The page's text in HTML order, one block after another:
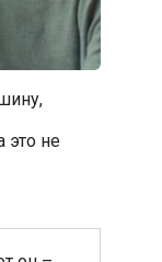
это не